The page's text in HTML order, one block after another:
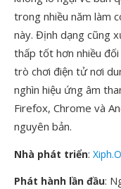
trong nhiều năm làm
này. Định dạng cũng
thấp tốt hơn nhiều
trò chơi điện tử nơi
nghìn hiệu ứng âm
Firefox, Chrome và
nguyên bản.
Nhà phát triển:
Phát hành lần đầu: